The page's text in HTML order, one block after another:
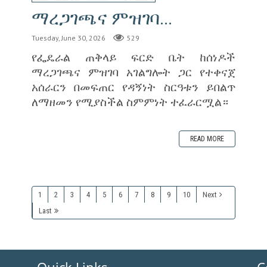
ማረጋገጫና ምዝገባ...
Tuesday, June 30, 2026 529
‎የፌዴራል ጠቅላይ ፍርድ ቤት ከሰነዶች
ማረጋገጫና ምዝገባ አገልግሎት ጋር የተቀናጀ
አሰራርን በመፍጠር የዳኝነት ስርዓቱን ይበልጥ
ለማዘመን የሚያስችል ስምምነት ተፈራርሟል።
READ MORE
1 2 3 4 5 6 7 8 9 10
Next
Last